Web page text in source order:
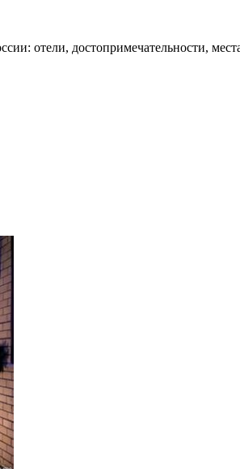
отели, достопримечательности,